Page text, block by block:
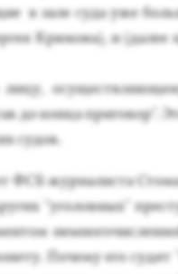
в за­ле су­да уже
Крю­кова), и (да­лее
до кон­ца при­говор".
су­дов.
ФСБ жур­на­лис­та
"уго­лов­ных"
По­чему его су­дят